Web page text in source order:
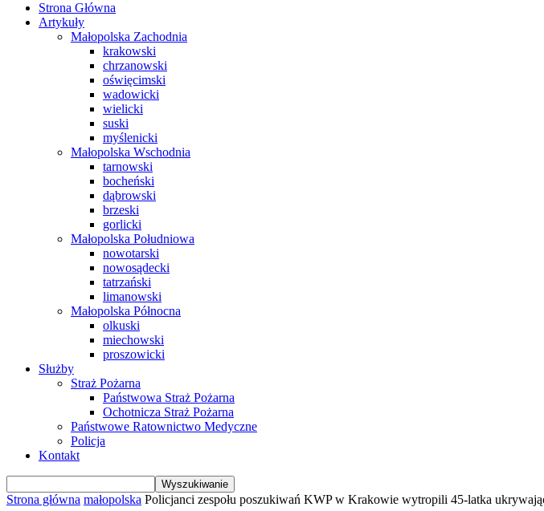
Strona Główna
Artykuły
Małopolska Zachodnia
krakowski
chrzanowski
oświęcimski
wadowicki
wielicki
suski
myślenicki
Małopolska Wschodnia
tarnowski
bocheński
dąbrowski
brzeski
gorlicki
Małopolska Południowa
nowotarski
nowosądecki
tatrzański
limanowski
Małopolska Północna
olkuski
miechowski
proszowicki
Służby
Straż Pożarna
Państwowa Straż Pożarna
Ochotnicza Straż Pożarna
Państwowe Ratownictwo Medyczne
Policja
Kontakt
Strona główna małopolska Policjanci zespołu poszukiwań KWP w Krakowie wytropili 45-latka